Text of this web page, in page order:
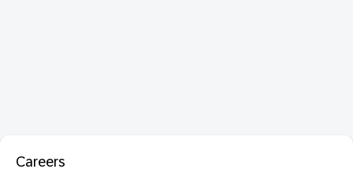
Careers